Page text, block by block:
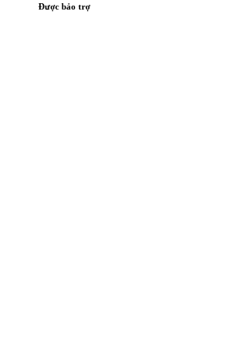
Được bảo trợ